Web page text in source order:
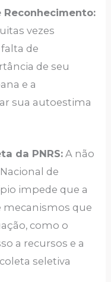
Reconhecimento:
vezes
de
de seu
e a
sua autoestima
da PNRS: A não
de
impede que a
mecanismos que
como o
a recursos e a
seletiva